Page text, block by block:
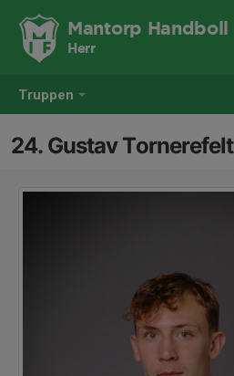
Truppen
Mantorp Handboll
Herr
24. Gustav Tornerefelt